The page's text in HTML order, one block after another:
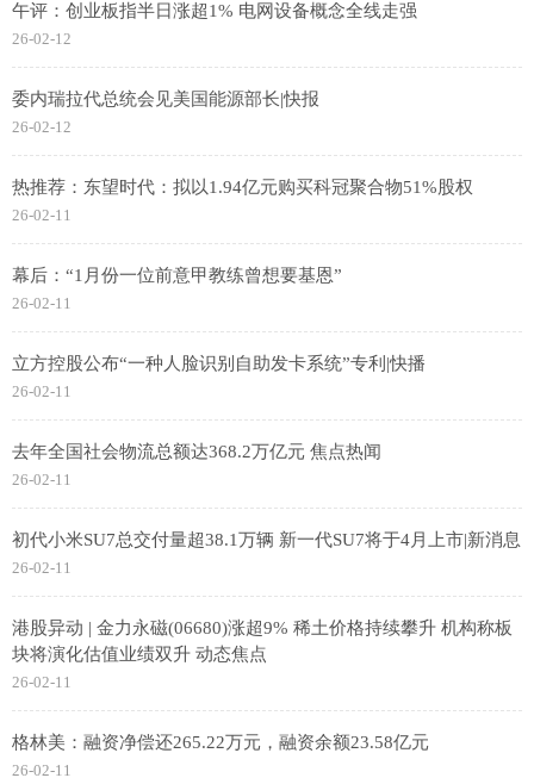
午评：创业板指半日涨超1% 电网设备概念全线走强
26-02-12
委内瑞拉代总统会见美国能源部长|快报
26-02-12
热推荐：东望时代：拟以1.94亿元购买科冠聚合物51%股权
26-02-11
幕后：“1月份一位前意甲教练曾想要基恩”
26-02-11
立方控股公布“一种人脸识别自助发卡系统”专利|快播
26-02-11
去年全国社会物流总额达368.2万亿元 焦点热闻
26-02-11
初代小米SU7总交付量超38.1万辆 新一代SU7将于4月上市|新消息
26-02-11
港股异动 | 金力永磁(06680)涨超9% 稀土价格持续攀升 机构称板
块将演化估值业绩双升 动态焦点
26-02-11
格林美：融资净偿还265.22万元，融资余额23.58亿元
26-02-11